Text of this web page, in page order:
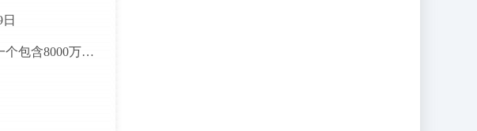
中心的目标是在未来四个月内创建一个包含8000万农民的数据库